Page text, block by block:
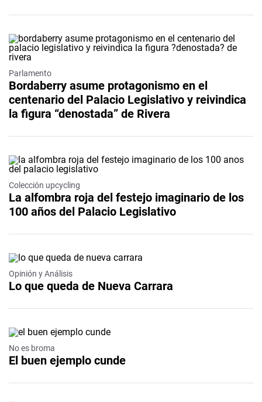
Parlamento
Bordaberry asume protagonismo en el
centenario del Palacio Legislativo y reivindica
la figura “denostada” de Rivera
Colección upcycling
La alfombra roja del festejo imaginario de los
100 años del Palacio Legislativo
Opinión y Análisis
Lo que queda de Nueva Carrara
No es broma
El buen ejemplo cunde